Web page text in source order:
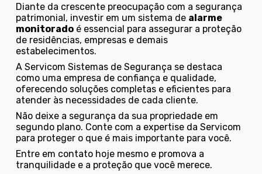
Diante da crescente preocupação com a segurança
patrimonial, investir em um sistema de alarme
monitorado é essencial para assegurar a proteção
de residências, empresas e demais
estabelecimentos.
A Servicom Sistemas de Segurança se destaca
como uma empresa de confiança e qualidade,
oferecendo soluções completas e eficientes para
atender às necessidades de cada cliente.
Não deixe a segurança da sua propriedade em
segundo plano. Conte com a expertise da Servicom
para proteger o que é mais importante para você.
Entre em contato hoje mesmo e promova a
tranquilidade e a proteção que você merece.